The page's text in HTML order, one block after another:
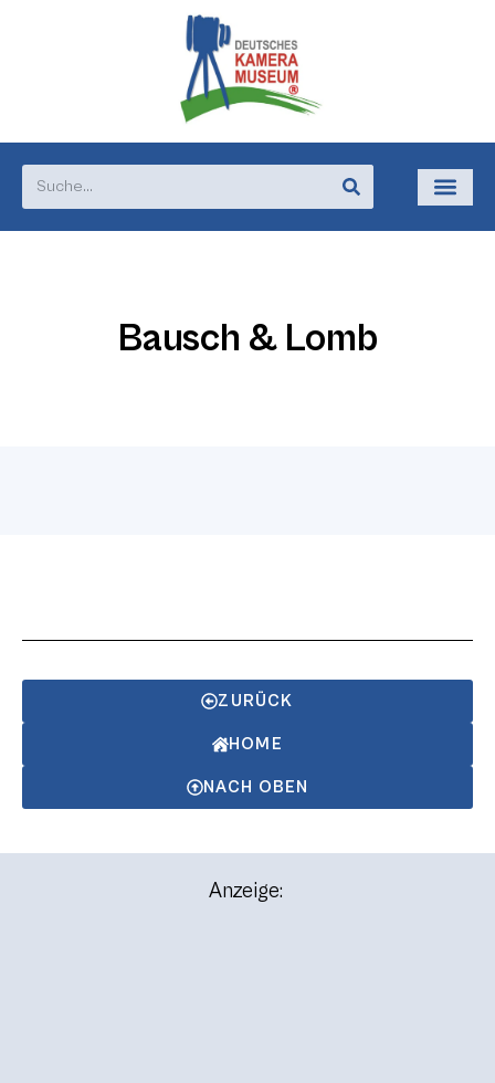
Bausch & Lomb
ZURÜCK
HOME
NACH OBEN
Anzeige: